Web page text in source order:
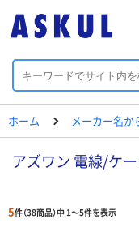
ホーム メーカー名か
アズワン 電線/ケー
5件（38商品）中 1～5件を表示